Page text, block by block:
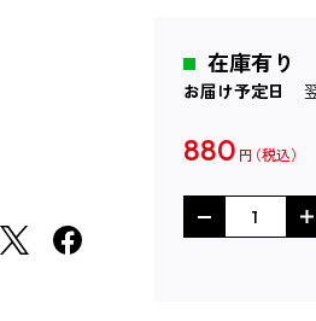
在庫有り
お届け予定日
880 円